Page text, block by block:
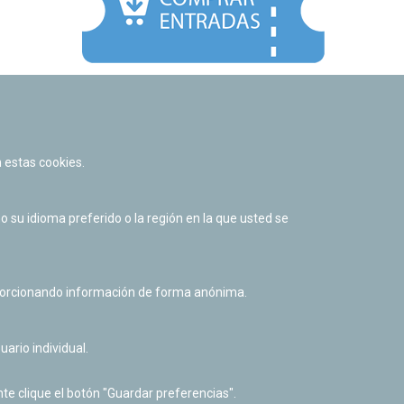
Política de cookies
Derecho de acceso a información pública
cookies.
su idioma preferido o la región en la que usted se
información de forma anónima.
individual.
clique el botón "Guardar preferencias".